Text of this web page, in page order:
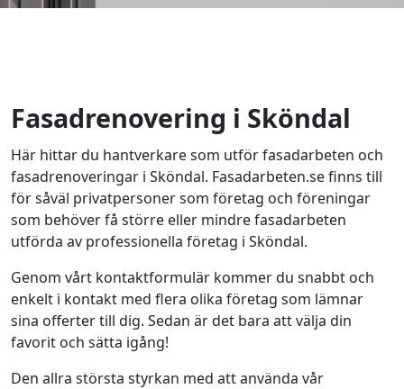
Fasadrenovering i Sköndal
Här hittar du hantverkare som utför fasadarbeten och
fasadrenoveringar i Sköndal. Fasadarbeten.se finns till
för såväl privatpersoner som företag och föreningar
som behöver få större eller mindre fasadarbeten
utförda av professionella företag i Sköndal.
Genom vårt kontaktformulär kommer du snabbt och
enkelt i kontakt med flera olika företag som lämnar
sina offerter till dig. Sedan är det bara att välja din
favorit och sätta igång!
Den allra största styrkan med att använda vår